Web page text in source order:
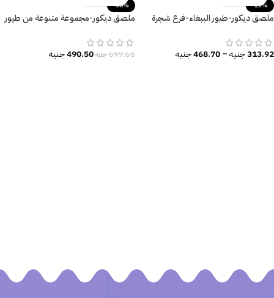
-25%
ملصق ديكور-طيور الببغاء-فرع شجرة
313.92جنيه–
468.70جنيه
-30%
ملصق ديكور-مجموعة متنوعة من طيور
697.60جنيه490.50جنيه